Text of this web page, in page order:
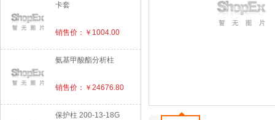
卡套
销售价：￥1004.00
氨基甲酸酯分析柱
销售价：￥24676.80
保护柱 200-13-18G